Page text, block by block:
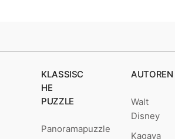
KLASSISC
HE
PUZZLE
Panoramapuzzle
AUTOREN
Walt
Disney
Kagaya